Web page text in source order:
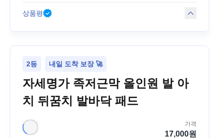
상품평
2등 내일 도착 보장 🚀
자세명가 족저근막 올인원 발 아
치 뒤꿈치 발바닥 패드
가격
17,000원